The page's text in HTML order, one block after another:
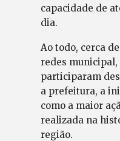
capacidade de
dia.
Ao todo, cerca
redes municipal,
participaram
a prefeitura, a
como a maior
realizada na
região.